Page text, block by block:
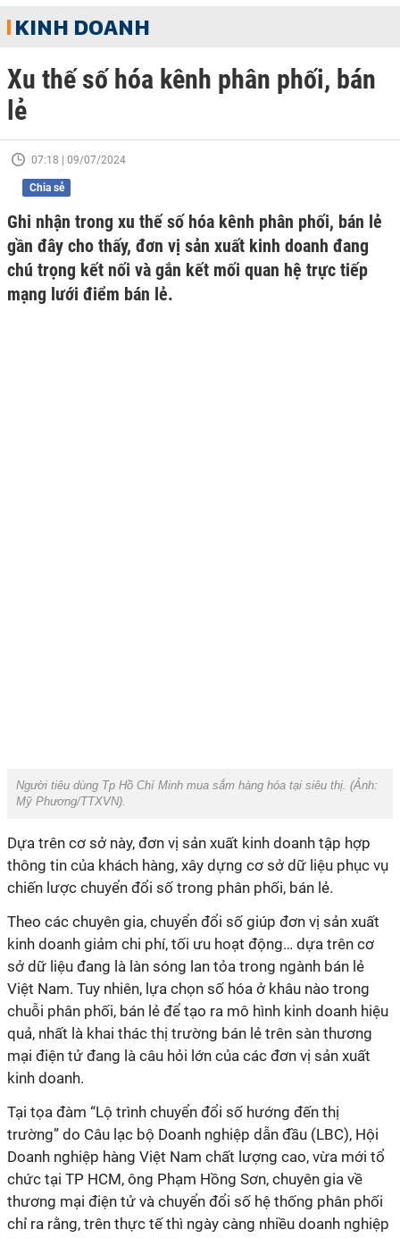
KINH DOANH
Xu thế số hóa kênh phân phối, bán
lẻ
07:18 | 09/07/2024
Chia sẻ
Ghi nhận trong xu thế số hóa kênh phân phối, bán lẻ
gần đây cho thấy, đơn vị sản xuất kinh doanh đang
chú trọng kết nối và gắn kết mối quan hệ trực tiếp
mạng lưới điểm bán lẻ.
Người tiêu dùng Tp Hồ Chí Minh mua sắm hàng hóa tại siêu thị. (Ảnh:
Mỹ Phương/TTXVN).
Dựa trên cơ sở này, đơn vị sản xuất kinh doanh tập hợp
thông tin của khách hàng, xây dựng cơ sở dữ liệu phục vụ
chiến lược chuyển đổi số trong phân phối, bán lẻ.
Theo các chuyên gia, chuyển đổi số giúp đơn vị sản xuất
kinh doanh giảm chi phí, tối ưu hoạt động… dựa trên cơ
sở dữ liệu đang là làn sóng lan tỏa trong ngành bán lẻ
Việt Nam. Tuy nhiên, lựa chọn số hóa ở khâu nào trong
chuỗi phân phối, bán lẻ để tạo ra mô hình kinh doanh hiệu
quả, nhất là khai thác thị trường bán lẻ trên sàn thương
mại điện tử đang là câu hỏi lớn của các đơn vị sản xuất
kinh doanh.
Tại tọa đàm “Lộ trình chuyển đổi số hướng đến thị
trường” do Câu lạc bộ Doanh nghiệp dẫn đầu (LBC), Hội
Doanh nghiệp hàng Việt Nam chất lượng cao, vừa mới tổ
chức tại TP HCM, ông Phạm Hồng Sơn, chuyên gia về
thương mại điện tử và chuyển đổi số hệ thống phân phối
chỉ ra rằng, trên thực tế thì ngày càng nhiều doanh nghiệp